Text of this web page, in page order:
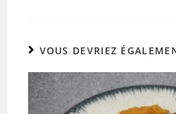
VOUS DEVRIEZ